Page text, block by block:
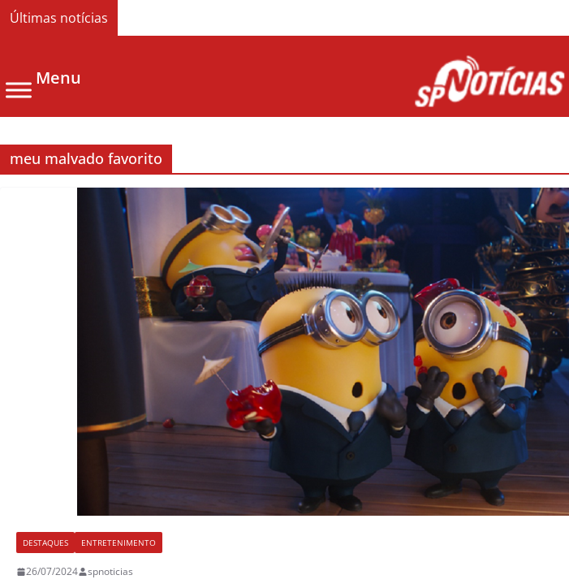
Últimas notícias
Menu
meu malvado favorito
DESTAQUES ENTRETENIMENTO
26/07/2024 spnoticias